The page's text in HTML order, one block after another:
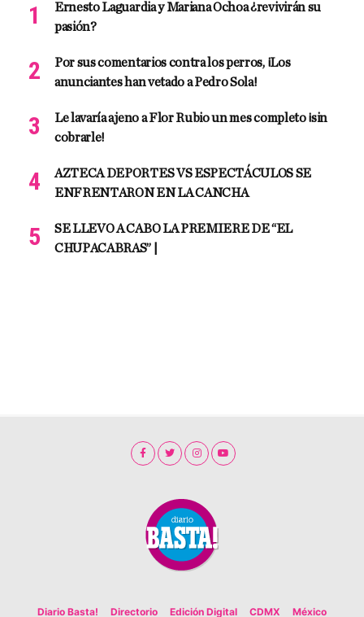
Ernesto Laguardia y Mariana Ochoa ¿revivirán su
pasión?
Por sus comentarios contra los perros, ¡Los
anunciantes han vetado a Pedro Sola!
Le lavaría ajeno a Flor Rubio un mes completo ¡sin
cobrarle!
AZTECA DEPORTES VS ESPECTÁCULOS SE
ENFRENTARON EN LA CANCHA
SE LLEVO A CABO LA PREMIERE DE “EL
CHUPACABRAS” |
Diario Basta! Directorio Edición Digital CDMX México